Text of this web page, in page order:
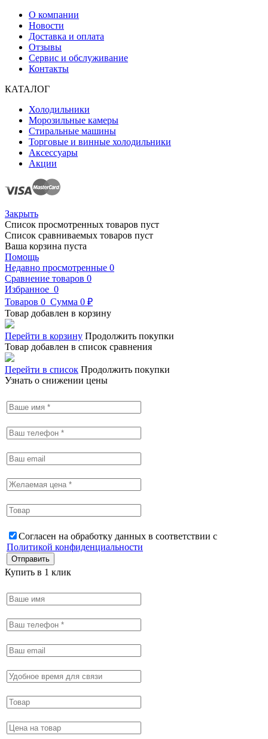
О компании
Новости
Доставка и оплата
Отзывы
Сервис и обслуживание
Контакты
КАТАЛОГ
Холодильники
Морозильные камеры
Стиральные машины
Торговые и винные холодильники
Аксессуары
Акции
Закрыть
Список просмотренных товаров пуст
Список сравниваемых товаров пуст
Ваша корзина пуста
Помощь
Недавно просмотренные 0
Сравнение товаров 0
Избранное 0
Товаров 0 Сумма 0 ₽
Товар добавлен в корзину
Перейти в корзину Продолжить покупки
Товар добавлен в список сравнения
Перейти в список Продолжить покупки
Узнать о снижении цены
Согласен на обработку данных в соответствии с
Политикой конфиденциальности
Купить в 1 клик